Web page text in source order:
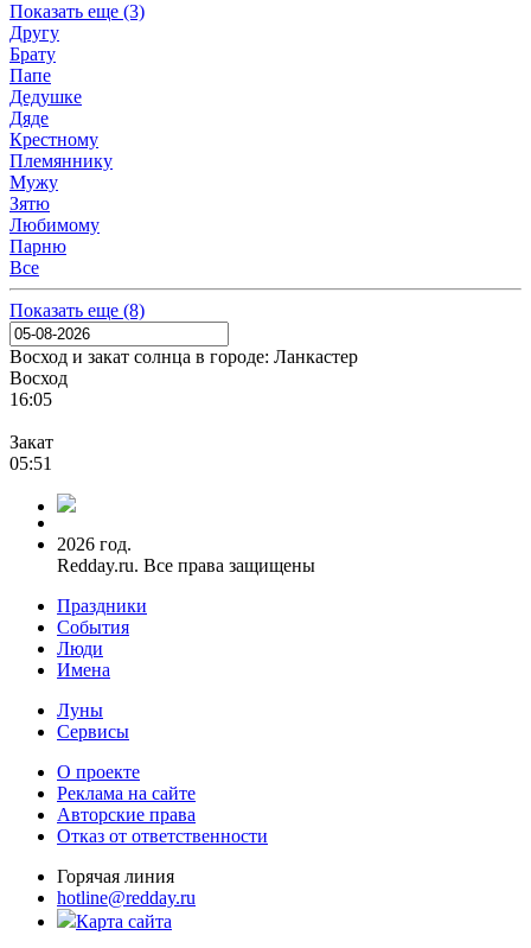
Показать еще (3)
Другу
Брату
Папе
Дедушке
Дяде
Крестному
Племяннику
Мужу
Зятю
Любимому
Парню
Все
Показать еще (8)
Восход и закат солнца в городе: Ланкастер
Восход
16:05
Закат
05:51
2026 год.
Redday.ru. Все права защищены
Праздники
События
Люди
Имена
Луны
Сервисы
О проекте
Реклама на сайте
Авторские права
Отказ от ответственности
Горячая линия
hotline@redday.ru
Карта сайта